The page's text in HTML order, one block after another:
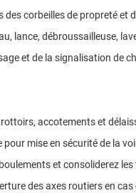
des corbeilles de propreté et
lance, débroussailleuse,
et de la signalisation de
accotements et
mise en sécurité de la
et consoliderez les
des axes routiers en